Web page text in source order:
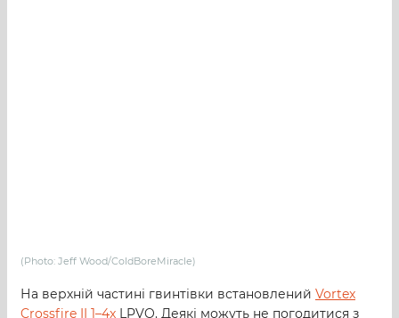
(Photo: Jeff Wood/ColdBoreMiracle)
На верхній частині гвинтівки встановлений Vortex
Crossfire II 1–4x LPVO. Деякі можуть не погодитися з